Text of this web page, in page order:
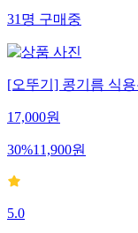
31명구매중
[오뚜기] 콩기름 식
17,000원
30%11,900원
5.0